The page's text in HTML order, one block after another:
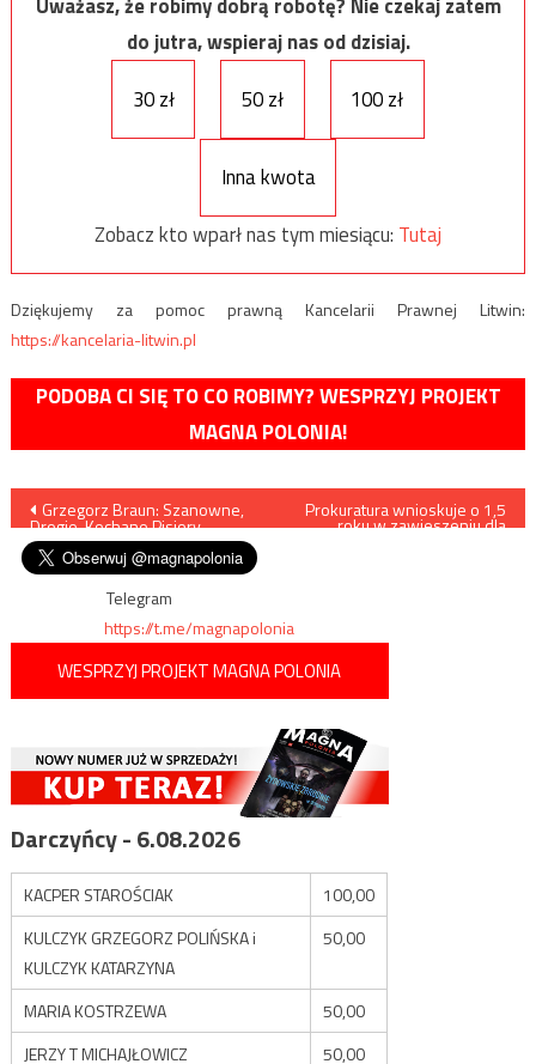
do jutra, wspieraj nas od dzisiaj.
30 zł
50 zł 100 zł
Inna kwota
Zobacz kto wparł nas tym miesiącu: Tutaj
Dziękujemy za pomoc prawną Kancelarii Prawnej Litwin:
https://kancelaria-litwin.pl
PODOBA CI SIĘ TO CO ROBIMY? WESPRZYJ PROJEKT
MAGNA POLONIA!
Nawigacja
wpisu
Grzegorz Braun: Szanowne,
Drogie, Kochane Pisiory
Prokuratura wnioskuje o 1,5
roku w zawieszeniu dla
Telegram
https://t.me/magnapolonia
WESPRZYJ PROJEKT MAGNA POLONIA
Darczyńcy - 6.08.2026
KACPER STAROŚCIAK
100,00
KULCZYK GRZEGORZ POLIŃSKA i
KULCZYK KATARZYNA
50,00
MARIA KOSTRZEWA
50,00
JERZY T MICHAJŁOWICZ
50,00